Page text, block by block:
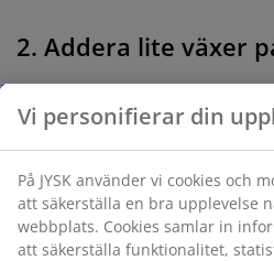
2. Addera lite växer
Vi personifierar din
På JYSK använder vi cookies och
att säkerställa en bra upplevelse
webbplats. Cookies samlar in
att säkerställa funktionalitet,